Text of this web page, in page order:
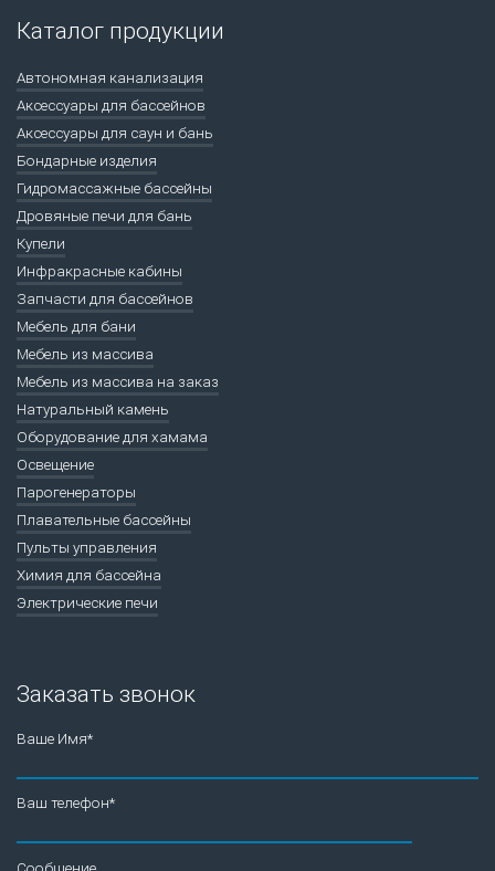
Каталог продукции
Автономная канализация
Аксессуары для бассейнов
Аксессуары для саун и бань
Бондарные изделия
Гидромассажные бассейны
Дровяные печи для бань
Купели
Инфракрасные кабины
Запчасти для бассейнов
Мебель для бани
Мебель из массива
Мебель из массива на заказ
Натуральный камень
Оборудование для хамама
Освещение
Парогенераторы
Плавательные бассейны
Пульты управления
Химия для бассейна
Электрические печи
Заказать звонок
Ваше Имя*
Ваш телефон*
Сообщение